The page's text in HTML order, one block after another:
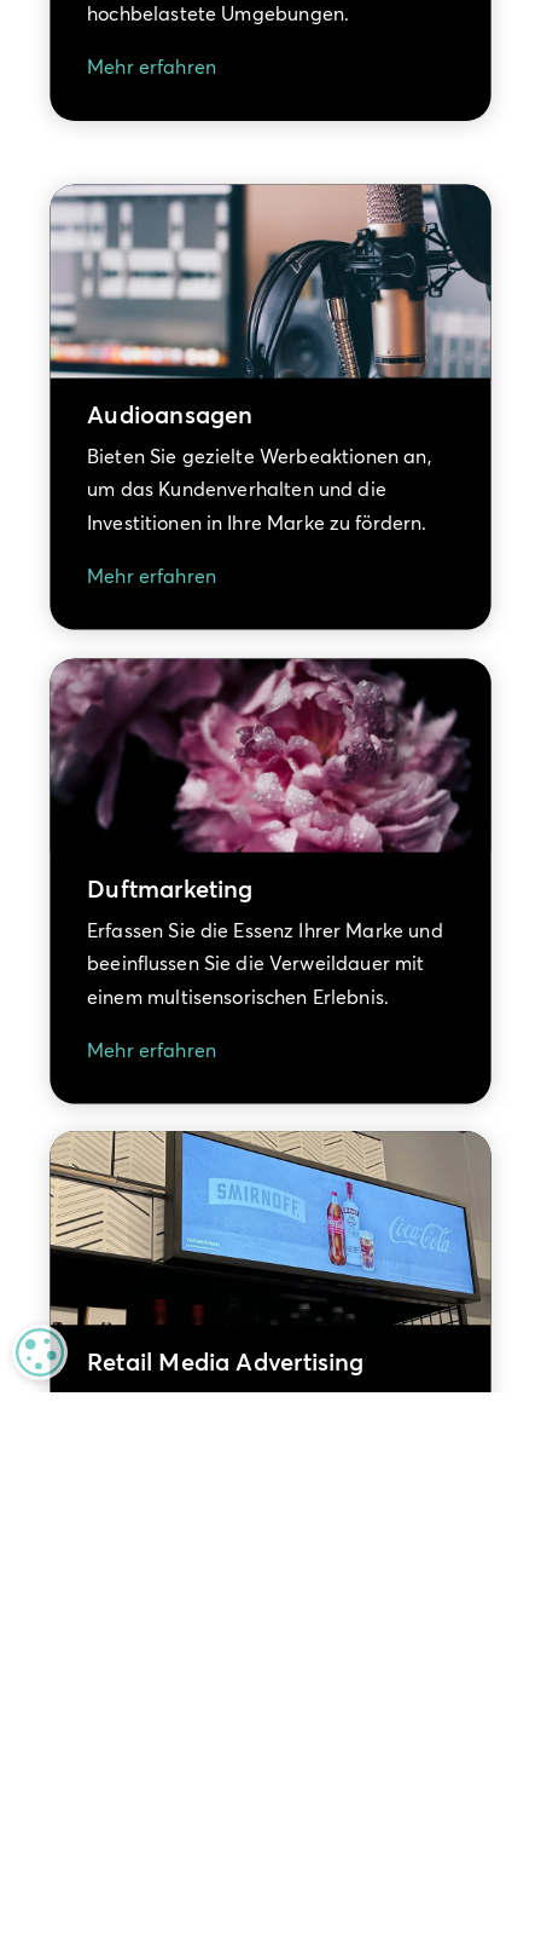
hochbelastete Umgebungen.
Mehr erfahren
Audioansagen
Bieten Sie gezielte Werbeaktionen an,
um das Kundenverhalten und die
Investitionen in Ihre Marke zu fördern.
Mehr erfahren
Duftmarketing
Erfassen Sie die Essenz Ihrer Marke und
beeinflussen Sie die Verweildauer mit
einem multisensorischen Erlebnis.
Mehr erfahren
Retail Media Advertising
MANAGE PRIVACY